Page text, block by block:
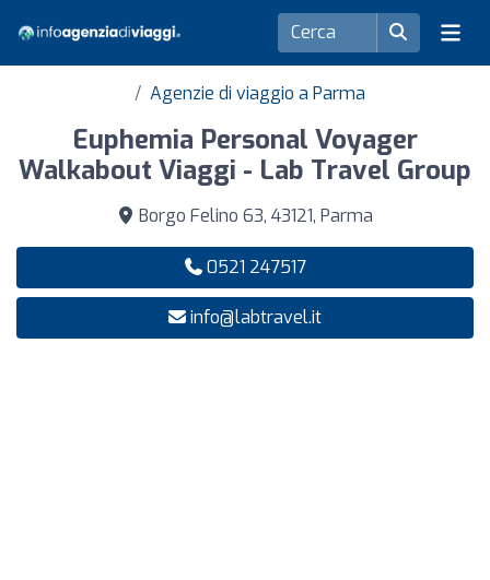
Agenzie di viaggio a Parma
Euphemia Personal Voyager
Walkabout Viaggi - Lab Travel Group
Borgo Felino 63, 43121, Parma
0521 247517
info@labtravel.it